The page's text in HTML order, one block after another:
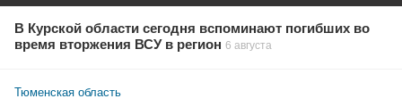
В Курской области сегодня вспоминают погибших во
время вторжения ВСУ в регион 6 августа
Тюменская область